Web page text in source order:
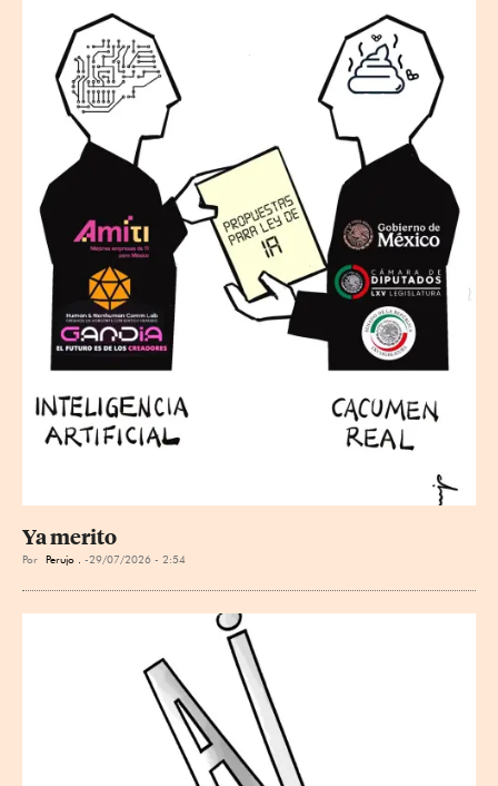
Ya merito
Por Perujo . 29/07/2026 - 2:54